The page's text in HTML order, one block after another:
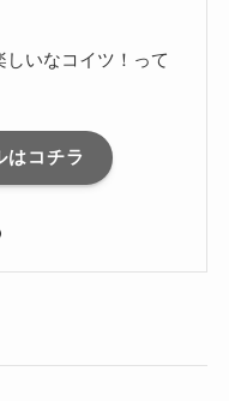
いなコイツ！って
はコチラ